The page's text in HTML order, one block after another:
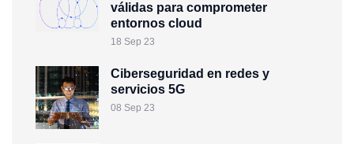
válidas para comprometer
entornos cloud
18 Sep 23
Ciberseguridad en redes y
servicios 5G
08 Sep 23